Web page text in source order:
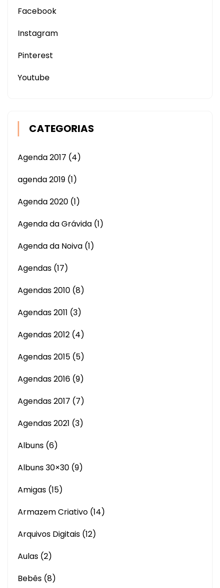
Facebook
Instagram
Pinterest
Youtube
CATEGORIAS
Agenda 2017 (4)
agenda 2019 (1)
Agenda 2020 (1)
Agenda da Grávida (1)
Agenda da Noiva (1)
Agendas (17)
Agendas 2010 (8)
Agendas 2011 (3)
Agendas 2012 (4)
Agendas 2015 (5)
Agendas 2016 (9)
Agendas 2017 (7)
Agendas 2021 (3)
Albuns (6)
Albuns 30×30 (9)
Amigas (15)
Armazem Criativo (14)
Arquivos Digitais (12)
Aulas (2)
Bebês (8)